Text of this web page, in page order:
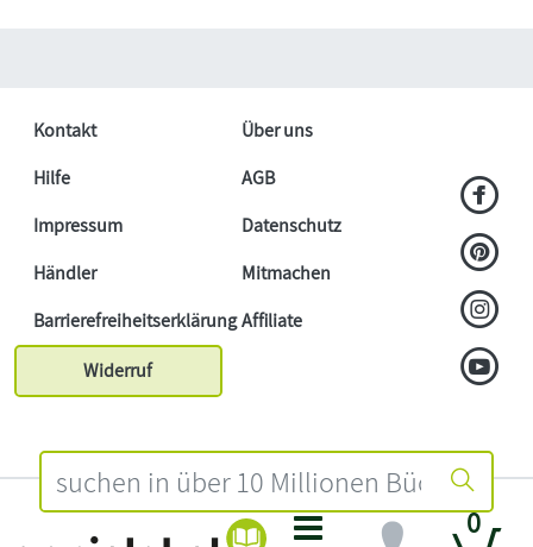
0
Kontakt
Über uns
Hilfe
AGB
Impressum
Datenschutz
Händler
Mitmachen
BarrierefreiheitserklärungAffiliate
Widerruf